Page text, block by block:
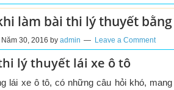
làm bài thi lý thuyết
30, 2016 by admin Leave a Comment
lý thuyết lái xe ô tô
lái xe ô tô, có những câu hỏi khó,